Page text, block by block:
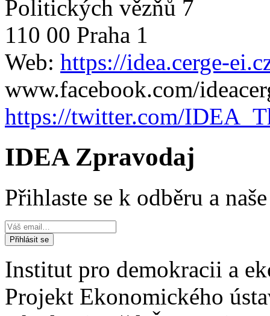
Politických vězňů 7
110 00 Praha 1
Web: https://idea.cerge-
www.facebook.com/
https://twitter.com/
IDEA Zpravodaj
Přihlaste se k odběru a
Institut pro demokracii a
Projekt Ekonomického